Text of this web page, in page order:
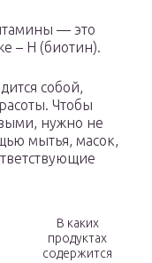
— это
– Н (биотин).
собой,
Чтобы
нужно не
мытья, масок,
В каких
продуктах
содержится